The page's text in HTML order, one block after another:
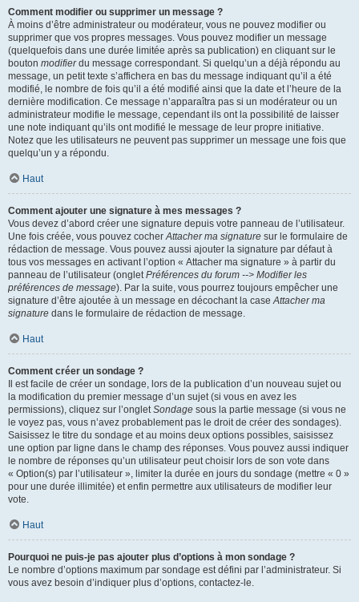
Comment modifier ou supprimer un message ?
À moins d’être administrateur ou modérateur, vous ne pouvez modifier ou
supprimer que vos propres messages. Vous pouvez modifier un message
(quelquefois dans une durée limitée après sa publication) en cliquant sur le
bouton modifierdu message correspondant. Si quelqu’un a déjà répondu au
message, un petit texte s’affichera en bas du message indiquant qu’il a été
modifié, le nombre de fois qu’il a été modifié ainsi que la date et l’heure de la
dernière modification. Ce message n’apparaîtra pas si un modérateur ou un
administrateur modifie le message, cependant ils ont la possibilité de laisser
une note indiquant qu’ils ont modifié le message de leur propre initiative.
Notez que les utilisateurs ne peuvent pas supprimer un message une fois que
quelqu’un y a répondu.
Haut
Comment ajouter une signature à mes messages ?
Vous devez d’abord créer une signature depuis votre panneau de l’utilisateur.
Une fois créée, vous pouvez cocherAttacher ma signature sur le formulaire de
rédaction de message. Vous pouvez aussi ajouter la signature par défaut à
tous vos messages en activant l’option « Attacher ma signature » à partir du
panneau de l’utilisateur (ongletPréférences du forum --> Modifier les
préférences de message). Par la suite, vous pourrez toujours empêcher une
signature d’être ajoutée à un message en décochant la caseAttacher ma
signature dans le formulaire de rédaction de message.
Haut
Comment créer un sondage ?
Il est facile de créer un sondage, lors de la publication d’un nouveau sujet ou
la modification du premier message d’un sujet (si vous en avez les
permissions), cliquez sur l’ongletSondage sous la partie message (si vous ne
le voyez pas, vous n’avez probablement pas le droit de créer des sondages).
Saisissez le titre du sondage et au moins deux options possibles, saisissez
une option par ligne dans le champ des réponses. Vous pouvez aussi indiquer
le nombre de réponses qu’un utilisateur peut choisir lors de son vote dans
« Option(s) par l’utilisateur », limiter la durée en jours du sondage (mettre « 0 »
pour une durée illimitée) et enfin permettre aux utilisateurs de modifier leur
vote.
Haut
Pourquoi ne puis-je pas ajouter plus d’options à mon sondage ?
Le nombre d’options maximum par sondage est défini par l’administrateur. Si
vous avez besoin d’indiquer plus d’options, contactez-le.